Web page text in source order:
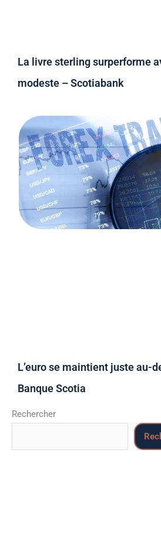
La livre sterling surperforme
modeste – Scotiabank
L’euro se maintient juste au-
Banque Scotia
Rechercher